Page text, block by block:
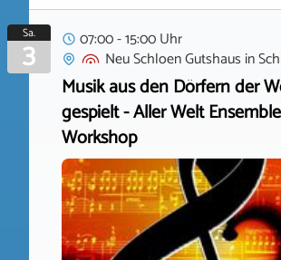
Sa.
3
07:00 - 15:00 Uhr
Neu Schloen Gutshaus in
Musik aus den Dörfern der
gespielt - Aller Welt
Workshop